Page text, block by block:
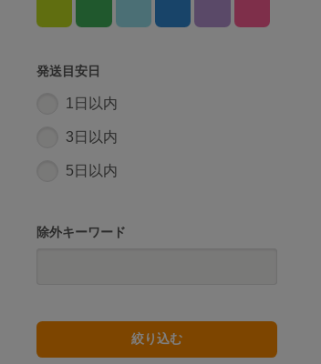
発送目安日
1日以内
3日以内
5日以内
除外キーワード
絞り込む